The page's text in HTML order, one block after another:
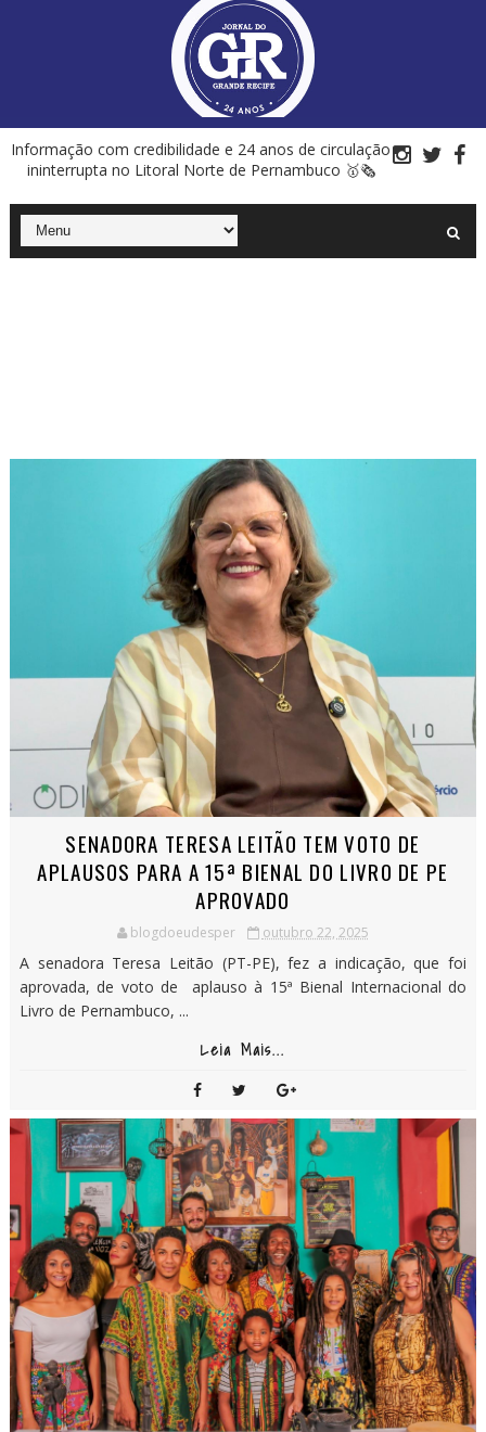
Informação com credibilidade e 24 anos de circulação
ininterrupta no Litoral Norte de Pernambuco 🥇🗞
SENADORA TERESA LEITÃO TEM VOTO DE
APLAUSOS PARA A 15ª BIENAL DO LIVRO DE PE
APROVADO
blogdoeudesper outubro 22, 2025
A senadora Teresa Leitão (PT-PE), fez a indicação, que foi
aprovada, de voto de aplauso à 15ª Bienal Internacional do
Livro de Pernambuco, ...
Leia Mais...